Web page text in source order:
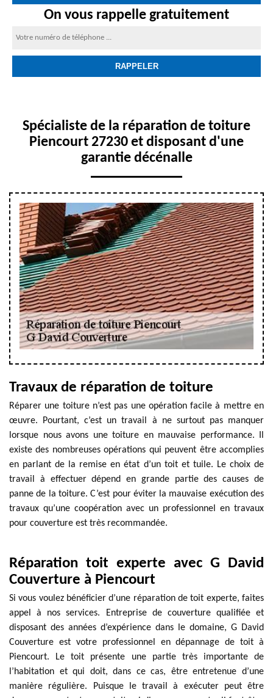
On vous rappelle gratuitement
Spécialiste de la réparation de toiture
Piencourt 27230 et disposant d'une
garantie décénalle
Travaux de réparation de toiture
Réparer une toiture n’est pas une opération facile à mettre en
œuvre. Pourtant, c’est un travail à ne surtout pas manquer
lorsque nous avons une toiture en mauvaise performance. Il
existe des nombreuses opérations qui peuvent être accomplies
en parlant de la remise en état d’un toit et tuile. Le choix de
travail à effectuer dépend en grande partie des causes de
panne de la toiture. C’est pour éviter la mauvaise exécution des
travaux qu’une coopération avec un professionnel en travaux
pour couverture est très recommandée.
Réparation toit experte avec G David
Couverture à Piencourt
Si vous voulez bénéficier d’une réparation de toit experte, faites
appel à nos services. Entreprise de couverture qualifiée et
disposant des années d’expérience dans le domaine, G David
Couverture est votre professionnel en dépannage de toit à
Piencourt. Le toit présente une partie très importante de
l’habitation et qui doit, dans ce cas, être entretenue d’une
manière régulière. Puisque le travail à exécuter peut être